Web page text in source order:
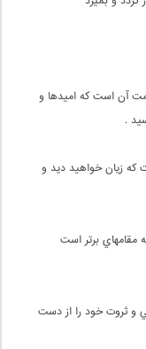
آن است كه اميدها و
.
زيان خواهيد ديد و
مقامهاي برتر است
و ثروت خود را از دست